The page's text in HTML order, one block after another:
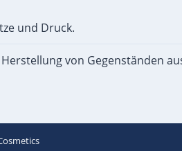
und Druck.
von Gegenständen